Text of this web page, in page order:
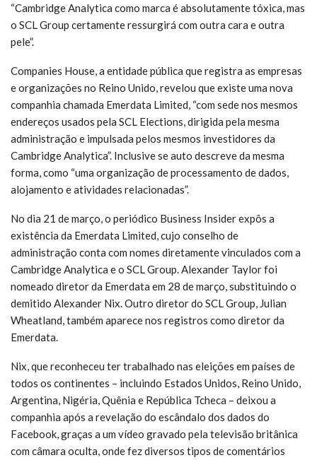
“Cambridge Analytica como marca é absolutamente tóxica, mas
o SCL Group certamente ressurgirá com outra cara e outra
pele”.
Companies House, a entidade pública que registra as empresas
e organizações no Reino Unido, revelou que existe uma nova
companhia chamada Emerdata Limited, “com sede nos mesmos
endereços usados pela SCL Elections, dirigida pela mesma
administração e impulsada pelos mesmos investidores da
Cambridge Analytica”. Inclusive se auto descreve da mesma
forma, como “uma organização de processamento de dados,
alojamento e atividades relacionadas”.
No dia 21 de março, o periódico Business Insider expôs a
existência da Emerdata Limited, cujo conselho de
administração conta com nomes diretamente vinculados com a
Cambridge Analytica e o SCL Group. Alexander Taylor foi
nomeado diretor da Emerdata em 28 de março, substituindo o
demitido Alexander Nix. Outro diretor do SCL Group, Julian
Wheatland, também aparece nos registros como diretor da
Emerdata.
Nix, que reconheceu ter trabalhado nas eleições em países de
todos os continentes – incluindo Estados Unidos, Reino Unido,
Argentina, Nigéria, Quênia e República Tcheca – deixou a
companhia após a revelação do escândalo dos dados do
Facebook, graças a um vídeo gravado pela televisão britânica
com câmara oculta, onde fez diversos tipos de comentários